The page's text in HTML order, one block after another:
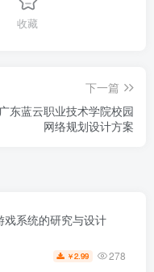
收藏
下一篇
广东蓝云职业技术学院校园
网络规划设计方案
系统的研究与设计
￥2.99 278